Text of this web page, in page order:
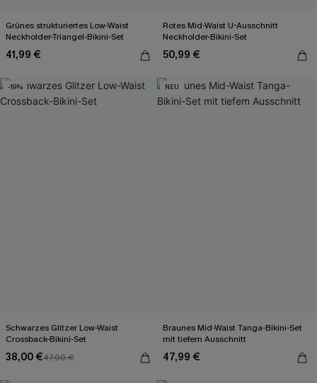
Grünes strukturiertes Low-Waist
Neckholder-Triangel-Bikini-Set
41,99 €
Rotes Mid-Waist U-Ausschnitt
Neckholder-Bikini-Set
50,99 €
-19%
Schwarzes Glitzer Low-Waist
Crossback-Bikini-Set
38,00 €47,00 €
NEU
Braunes Mid-Waist Tanga-Bikini-Set
mit tiefem Ausschnitt
47,99 €